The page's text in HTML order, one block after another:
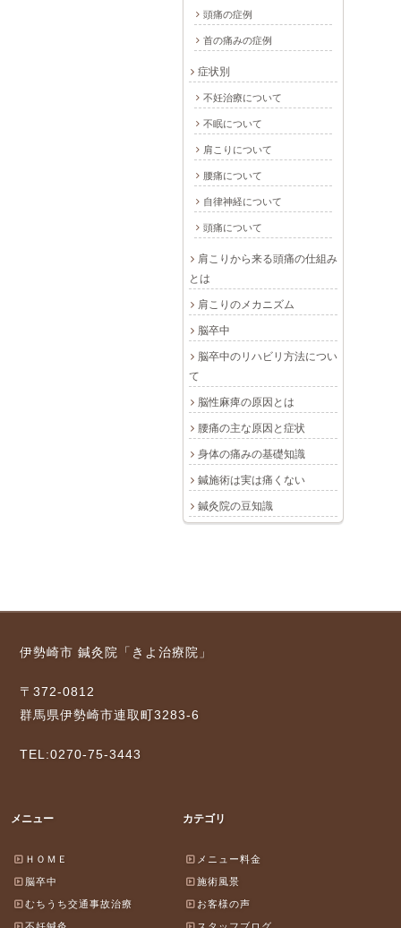
頭痛の症例
首の痛みの症例
症状別
不妊治療について
不眠について
肩こりについて
腰痛について
自律神経について
頭痛について
肩こりから来る頭痛の仕組み
とは
肩こりのメカニズム
脳卒中
脳卒中のリハビリ方法につい
て
脳性麻痺の原因とは
腰痛の主な原因と症状
身体の痛みの基礎知識
鍼施術は実は痛くない
鍼灸院の豆知識
伊勢崎市 鍼灸院「きよ治療院」
〒372-0812
群馬県伊勢崎市連取町3283-6
TEL:0270-75-3443
メニュー
ＨＯＭＥ
脳卒中
むちうち交通事故治療
カテゴリ
メニュー料金
施術風景
お客様の声